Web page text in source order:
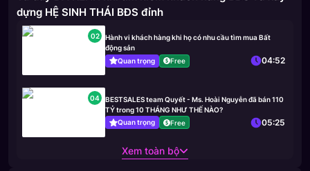
dựng HỆ SINH THÁI BĐS đỉnh
02
Hành vi khách hàng khi họ có nhu cầu tìm mua Bất
động sản
Quan trọng
Free 04:52
04
BESTSALES team Quyết - Ms. Hoài Nguyễn đã bán 110
TỶ trong 10 THÁNG NHƯ THẾ NÀO?
Quan trọng
Free 05:25
Xem toàn bộ